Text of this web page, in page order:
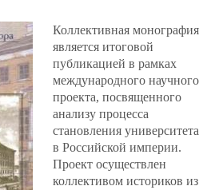
Коллективная монография
является итоговой
публикацией в рамках
международного научного
проекта, посвященного
анализу процесса
становления университета
в Российской империи.
Проект осуществлен
коллективом историков из